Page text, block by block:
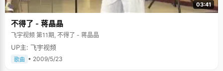
03:41
不得了 - 蒋晶晶
飞宇视频 第11期, 不得了 - 蒋晶晶
UP主: 飞宇视频
歌曲 • 2009/5/23